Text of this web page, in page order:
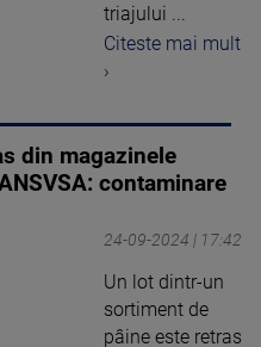
triajului ...
Citeste mai mult
›
din magazinele
contaminare
24-09-2024 | 17:42
Un lot dintr-un
sortiment de
pâine este retras